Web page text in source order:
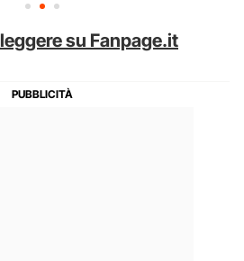
su Fanpage.it